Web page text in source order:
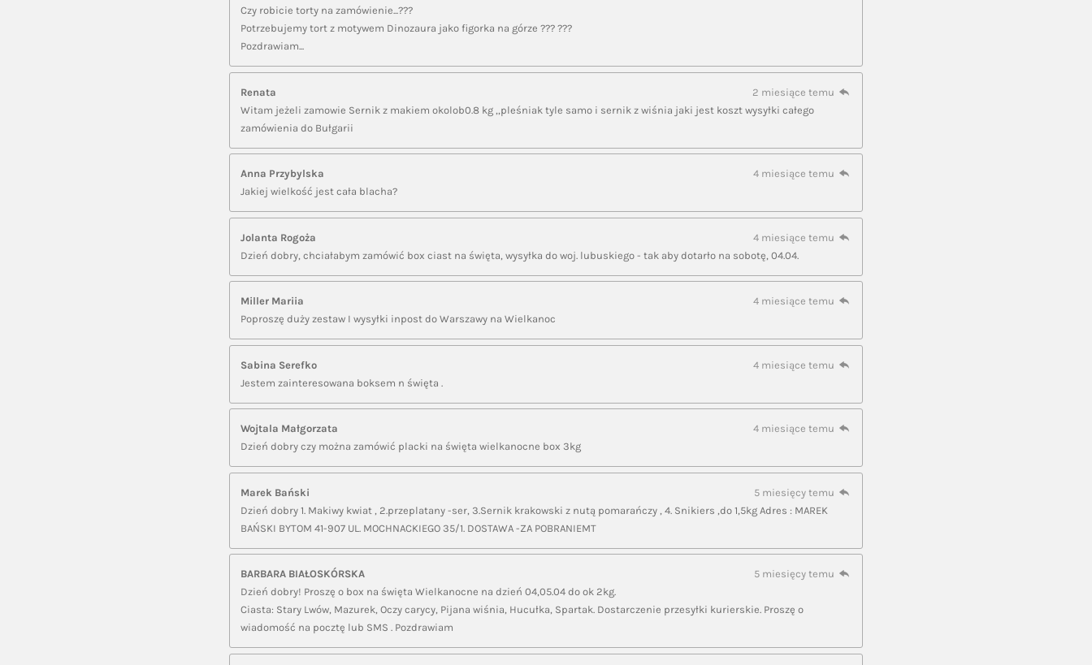
Czy robicie torty na zamówienie...???
Potrzebujemy tort z motywem Dinozaura jako figorka na górze ??? ???
Pozdrawiam...
Renata
2 miesiące temu
Witam jeżeli zamowie Sernik z makiem okolob0.8 kg ,,pleśniak tyle samo i sernik z wiśnia jaki jest koszt wysyłki całego
zamówienia do Bułgarii
Anna Przybylska
4 miesiące temu
Jakiej wielkość jest cała blacha?
Jolanta Rogoża
4 miesiące temu
Dzień dobry, chciałabym zamówić box ciast na święta, wysyłka do woj. lubuskiego - tak aby dotarło na sobotę, 04.04.
Miller Mariia
4 miesiące temu
Poproszę duży zestaw I wysyłki inpost do Warszawy na Wielkanoc
Sabina Serefko
4 miesiące temu
Jestem zainteresowana boksem n święta .
Wojtala Małgorzata
4 miesiące temu
Dzień dobry czy można zamówić placki na święta wielkanocne box 3kg
Marek Bański
5 miesięcy temu
Dzień dobry 1. Makiwy kwiat , 2.przeplatany -ser, 3.Sernik krakowski z nutą pomarańczy , 4. Snikiers ,do 1,5kg Adres : MAREK
BAŃSKI BYTOM 41-907 UL. MOCHNACKIEGO 35/1. DOSTAWA -ZA POBRANIEMT
BARBARA BIAŁOSKÓRSKA
5 miesięcy temu
Dzień dobry! Proszę o box na święta Wielkanocne na dzień 04,05.04 do ok 2kg.
Ciasta: Stary Lwów, Mazurek, Oczy carycy, Pijana wiśnia, Hucułka, Spartak. Dostarczenie przesyłki kurierskie. Proszę o
wiadomość na pocztę lub SMS . Pozdrawiam